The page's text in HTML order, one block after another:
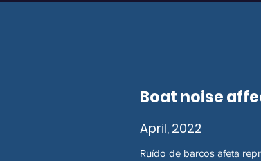
Boat noise
April, 2022
Ruído de barcos afeta